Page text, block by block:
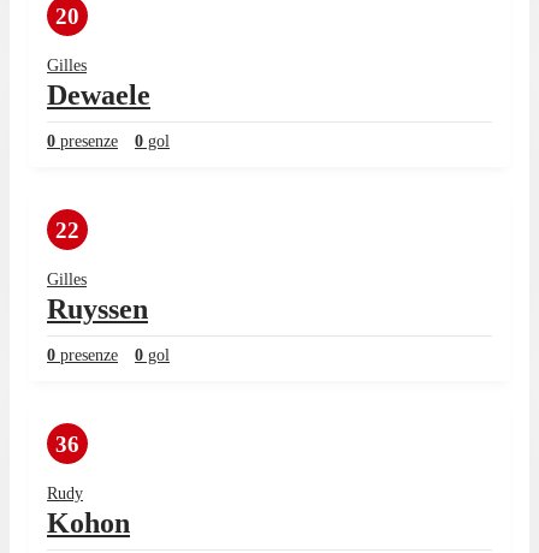
20
Gilles
Dewaele
0 presenze 0 gol
22
Gilles
Ruyssen
0 presenze 0 gol
36
Rudy
Kohon